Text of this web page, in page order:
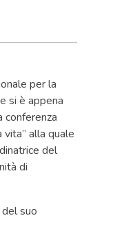
per la
si è appena
conferenza
alla quale
del
di
suo